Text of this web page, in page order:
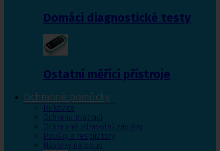
Domácí diagnostické testy
Ostatní měřící přístroje
Ochranné pomůcky
Rukavice
Ochrana matrací
Ochranné zdravotní zástěry
Roušky a respirátory
Návleky na obuv